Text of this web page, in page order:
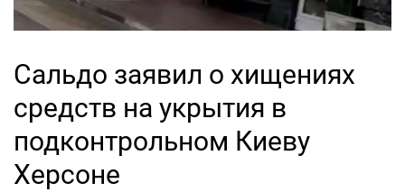
Сальдо заявил о хищениях
средств на укрытия в
подконтрольном Киеву
Херсоне